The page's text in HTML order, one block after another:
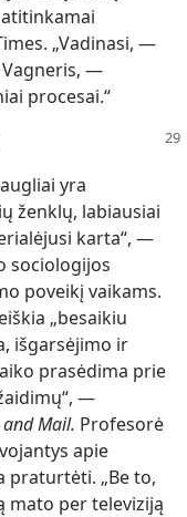
„Vadinasi, —
Vagneris, —
procesai.“
yra
ženklų, labiausiai
karta“, —
sociologijos
poveikį vaikams.
„besaikiu
išgarsėjimo ir
prasėdima prie
—
Mail. Profesorė
apie
praturtėti. „Be to,
mato per televiziją